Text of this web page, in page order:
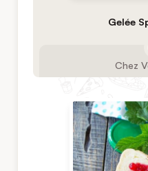
Gelée
Chez